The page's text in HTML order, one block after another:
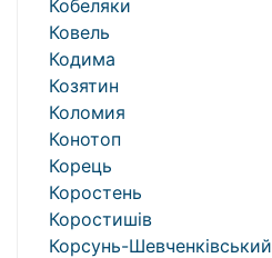
Кобеляки
Ковель
Кодима
Козятин
Коломия
Конотоп
Корець
Коростень
Коростишів
Корсунь-Шевченківський